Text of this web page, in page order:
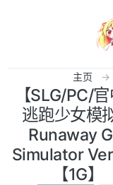
主页
【SLG/PC/官
逃跑少女模
Runaway
Simulator
【1G】